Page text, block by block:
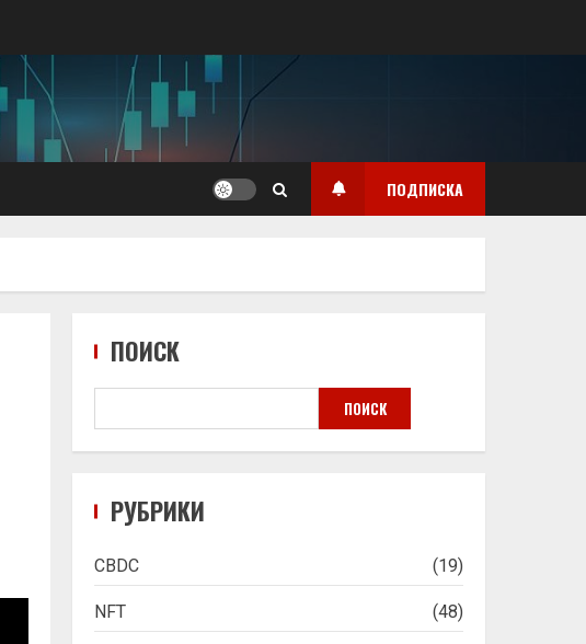
ПОДПИСКА
ПОИСК
ПОИСК
РУБРИКИ
CBDC (19)
NFT (48)